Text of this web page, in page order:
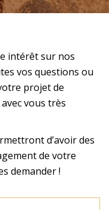
intérêt sur nos
vos questions ou
projet de
vous très
d’avoir des
de votre
demander !